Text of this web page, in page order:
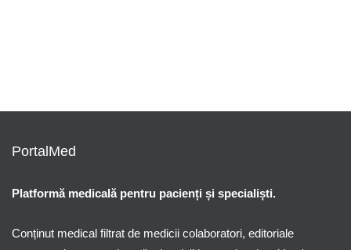
PortalMed
Platformă medicală pentru pacienți și specialiști.
Conținut medical filtrat de medicii colaboratori, editoriale